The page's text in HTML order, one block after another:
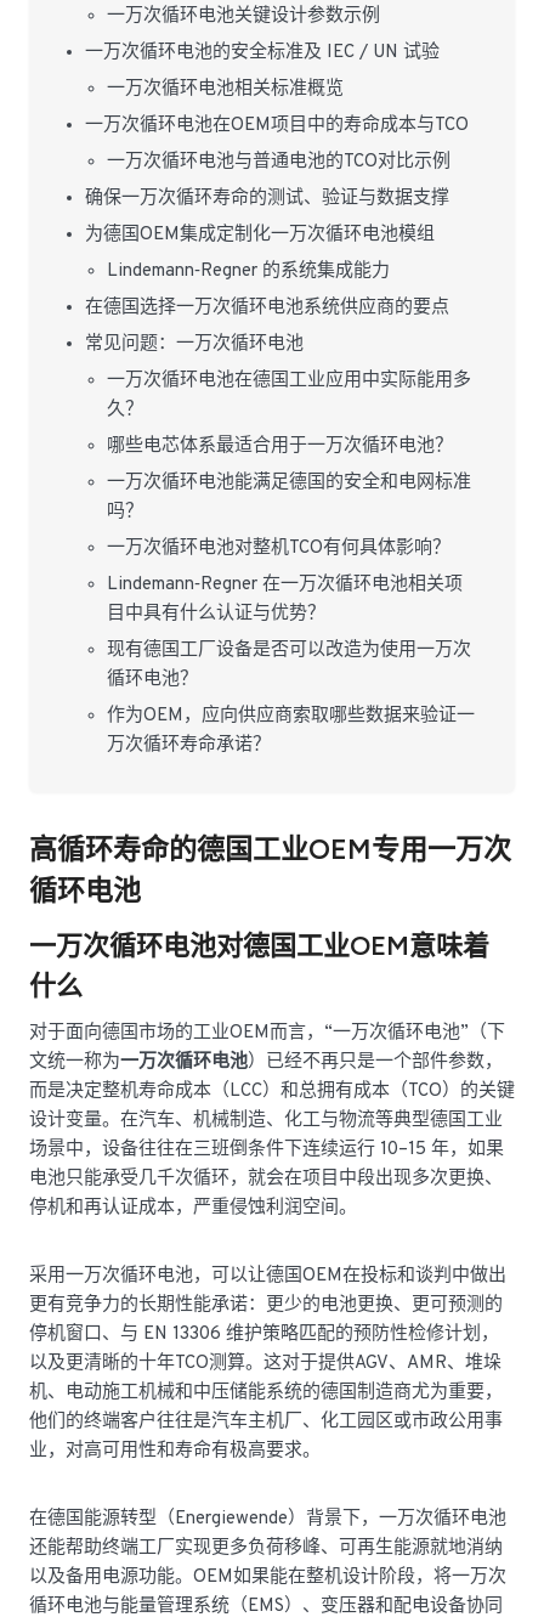
一万次循环电池关键设计参数示例
一万次循环电池的安全标准及 IEC / UN 试验
一万次循环电池相关标准概览
一万次循环电池在OEM项目中的寿命成本与TCO
一万次循环电池与普通电池的TCO对比示例
确保一万次循环寿命的测试、验证与数据支撑
为德国OEM集成定制化一万次循环电池模组
Lindemann‑Regner 的系统集成能力
在德国选择一万次循环电池系统供应商的要点
常见问题：一万次循环电池
一万次循环电池在德国工业应用中实际能用多
久？
哪些电芯体系最适合用于一万次循环电池？
一万次循环电池能满足德国的安全和电网标准
吗？
一万次循环电池对整机TCO有何具体影响？
Lindemann‑Regner 在一万次循环电池相关项
目中具有什么认证与优势？
现有德国工厂设备是否可以改造为使用一万次
循环电池？
作为OEM，应向供应商索取哪些数据来验证一
万次循环寿命承诺？
高循环寿命的德国工业OEM专用一万次
循环电池
一万次循环电池对德国工业OEM意味着
什么
对于面向德国市场的工业OEM而言，“一万次循环电池”（下
文统一称为一万次循环电池）已经不再只是一个部件参数，
而是决定整机寿命成本（LCC）和总拥有成本（TCO）的关键
设计变量。在汽车、机械制造、化工与物流等典型德国工业
场景中，设备往往在三班倒条件下连续运行 10–15 年，如果
电池只能承受几千次循环，就会在项目中段出现多次更换、
停机和再认证成本，严重侵蚀利润空间。
采用一万次循环电池，可以让德国OEM在投标和谈判中做出
更有竞争力的长期性能承诺：更少的电池更换、更可预测的
停机窗口、与 EN 13306 维护策略匹配的预防性检修计划，
以及更清晰的十年TCO测算。这对于提供AGV、AMR、堆垛
机、电动施工机械和中压储能系统的德国制造商尤为重要，
他们的终端客户往往是汽车主机厂、化工园区或市政公用事
业，对高可用性和寿命有极高要求。
在德国能源转型（Energiewende）背景下，一万次循环电池
还能帮助终端工厂实现更多负荷移峰、可再生能源就地消纳
以及备用电源功能。OEM如果能在整机设计阶段，将一万次
循环电池与能量管理系统（EMS）、变压器和配电设备协同